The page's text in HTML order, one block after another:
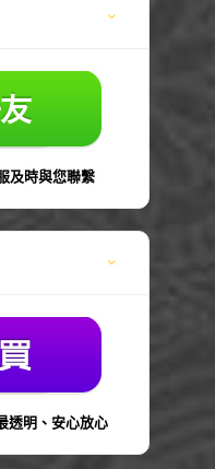
及時與您聯繫
透明、安心放心